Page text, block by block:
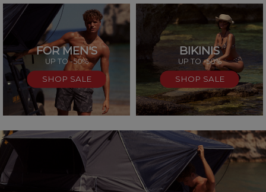
FOR MEN'S
UP TO -50%
SHOP SALE
BIKINIS
UP TO -50%
SHOP SALE